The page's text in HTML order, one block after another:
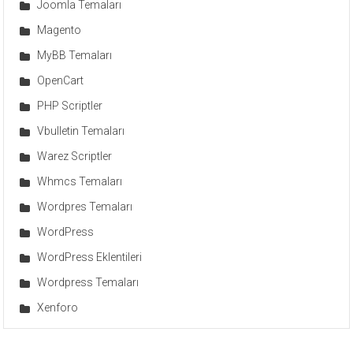
Joomla Temaları
Magento
MyBB Temaları
OpenCart
PHP Scriptler
Vbulletin Temaları
Warez Scriptler
Whmcs Temaları
Wordpres Temaları
WordPress
WordPress Eklentileri
Wordpress Temaları
Xenforo